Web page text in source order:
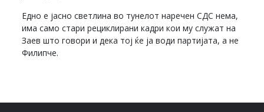
Едно е јасно светлина во тунелот наречен СДС нема,
има само стари рециклирани кадри кои му служат на
Заев што говори и дека тој ќе ја води партијата, а не
Филипче.